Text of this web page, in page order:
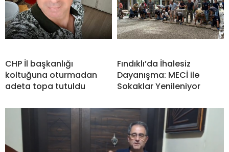
CHP İl başkanlığı
koltuğuna oturmadan
adeta topa tutuldu
Fındıklı’da İhalesiz
Dayanışma: MECİ ile
Sokaklar Yenileniyor